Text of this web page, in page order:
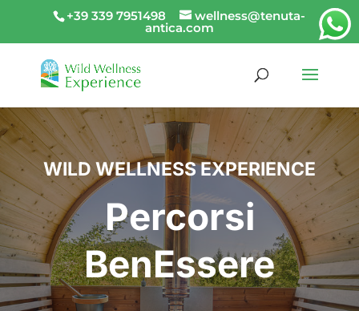
+39 339 7951498 wellness@tenuta-
antica.com
WILD WELLNESS EXPERIENCE
Percorsi
BenEssere